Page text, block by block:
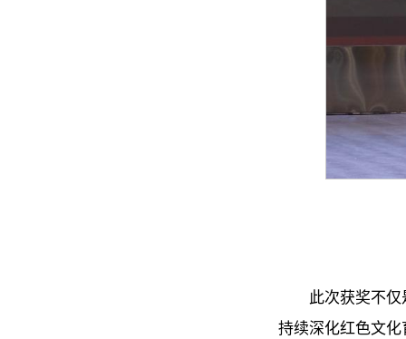
此次获奖不
持续深化红色文